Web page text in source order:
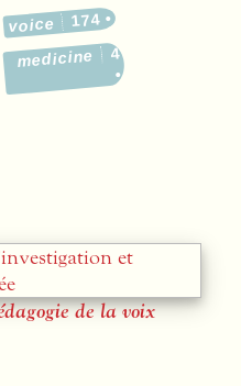
voice 174
medicine 4
de la voix